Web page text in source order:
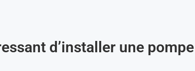
d’installer une pompe